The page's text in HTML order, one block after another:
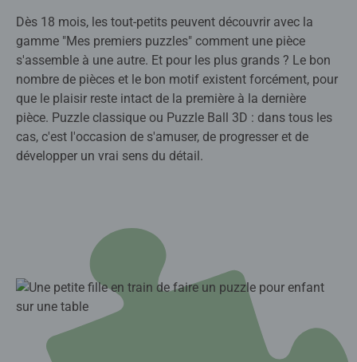
Dès 18 mois, les tout-petits peuvent découvrir avec la
gamme "Mes premiers puzzles" comment une pièce
s'assemble à une autre. Et pour les plus grands ? Le bon
nombre de pièces et le bon motif existent forcément, pour
que le plaisir reste intact de la première à la dernière
pièce. Puzzle classique ou Puzzle Ball 3D : dans tous les
cas, c'est l'occasion de s'amuser, de progresser et de
développer un vrai sens du détail.